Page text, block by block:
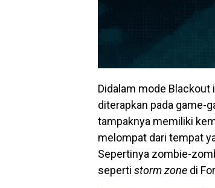
Didalam mode Blackout
diterapkan pada game-
tampaknya memiliki
melompat dari tempat
Sepertinya zombie-
seperti storm zone di